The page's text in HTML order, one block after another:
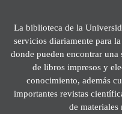
La biblioteca de la
servicios diariamente para
donde pueden encontrar
de libros impresos y
conocimiento, además
importantes revistas
de materiales